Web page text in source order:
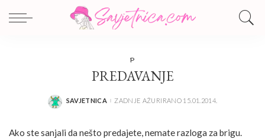
P
PREDAVANJE
POSTED
SAVJETNICA ZADNJE AŽURIRANO 15.01.2014.
Ako ste sanjali da nešto predajete, nemate razloga za brigu.